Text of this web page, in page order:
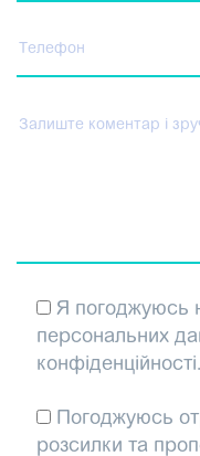
Я погоджуюсь
персональних
конфіденційності.
Погоджуюсь
розсилки та